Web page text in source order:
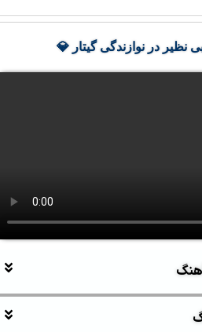
نظیر در نوازندگی گیتار 💎